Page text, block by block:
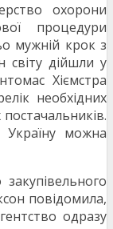
охорони
процедури
мужній крок з
світу дійшли у
Хіємстра
необхідних
можна
повідомила,
одразу